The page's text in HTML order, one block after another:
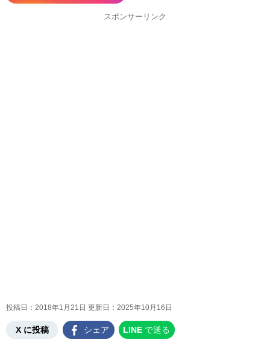
スポンサーリンク
投稿日：2018年1月21日 更新日： 2025年10月16日
X に投稿 シェア LINE で送る